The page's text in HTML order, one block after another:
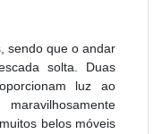
sendo que o andar
solta. Duas
luz ao
belos móveis